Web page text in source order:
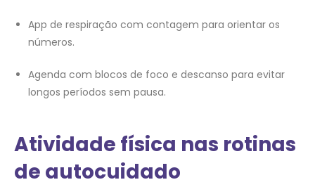
App de respiração com contagem para orientar os
números.
Agenda com blocos de foco e descanso para evitar
longos períodos sem pausa.
Atividade física nas rotinas
de autocuidado